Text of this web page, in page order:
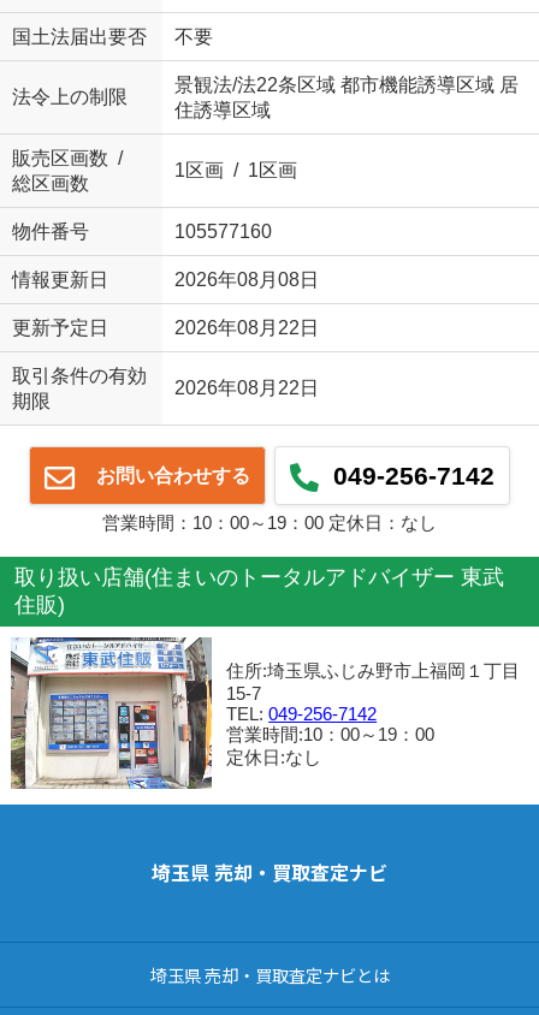
国土法届出要否 不要
法令上の制限
景観法/法22条区域 都市機能誘導区域 居
住誘導区域
販売区画数 /
総区画数
1区画 / 1区画
物件番号 105577160
情報更新日 2026年08月08日
更新予定日 2026年08月22日
取引条件の有効
期限
2026年08月22日
お問い合わせする 049-256-7142
営業時間：10：00～19：00 定休日：なし
取り扱い店舗(住まいのトータルアドバイザー 東武
住販)
住所:埼玉県ふじみ野市上福岡１丁目
15-7
TEL:049-256-7142
営業時間:10：00～19：00
定休日:なし
埼玉県 売却・買取査定ナビ
埼玉県 売却・買取査定ナビとは